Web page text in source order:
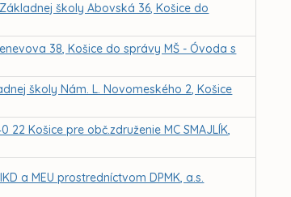
školy Abovská 36, Košice do
38, Košice do správy MŠ - Óvoda s
školy Nám. L. Novomeského 2, Košice
Košice pre obč.združenie MC SMAJLÍK,
a MEU prostredníctvom DPMK, a.s.